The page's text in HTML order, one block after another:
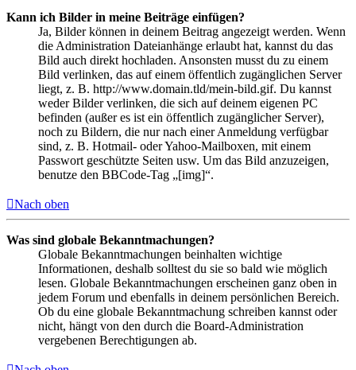
Kann ich Bilder in meine Beiträge einfügen?
Ja, Bilder können in deinem Beitrag angezeigt werden. Wenn
die Administration Dateianhänge erlaubt hat, kannst du das
Bild auch direkt hochladen. Ansonsten musst du zu einem
Bild verlinken, das auf einem öffentlich zugänglichen Server
liegt, z. B. http://www.domain.tld/mein-bild.gif. Du kannst
weder Bilder verlinken, die sich auf deinem eigenen PC
befinden (außer es ist ein öffentlich zugänglicher Server),
noch zu Bildern, die nur nach einer Anmeldung verfügbar
sind, z. B. Hotmail- oder Yahoo-Mailboxen, mit einem
Passwort geschützte Seiten usw. Um das Bild anzuzeigen,
benutze den BBCode-Tag „[img]“.
Nach oben
Was sind globale Bekanntmachungen?
Globale Bekanntmachungen beinhalten wichtige
Informationen, deshalb solltest du sie so bald wie möglich
lesen. Globale Bekanntmachungen erscheinen ganz oben in
jedem Forum und ebenfalls in deinem persönlichen Bereich.
Ob du eine globale Bekanntmachung schreiben kannst oder
nicht, hängt von den durch die Board-Administration
vergebenen Berechtigungen ab.